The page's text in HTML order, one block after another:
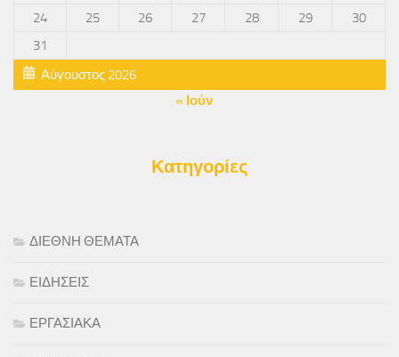
Αύγουστος 2026
24
25 26 27 28 29
30
31
« Ιούν
Κατηγορίες
ΔΙΕΘΝΗ ΘΕΜΑΤΑ
ΕΙΔΗΣΕΙΣ
ΕΡΓΑΣΙΑΚΑ